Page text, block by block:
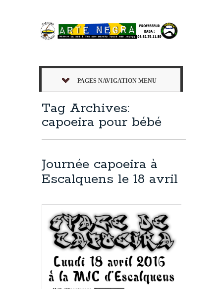
PAGES NAVIGATION MENU
Tag Archives:
capoeira pour bébé
Journée capoeira à
Escalquens le 18 avril